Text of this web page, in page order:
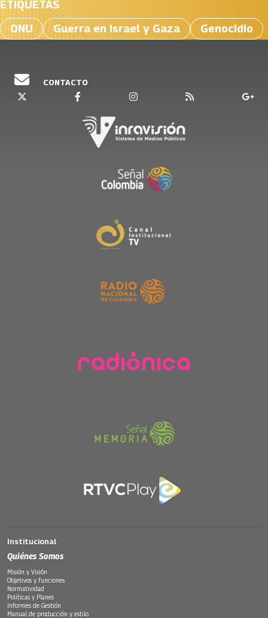
ETIQUETAS
ONU
Guerra en Israel y Gaza Genocidio
CONTACTO
Institucional
Quiénes Somos
Misión y Visión
Objetivos y funciones
Normatividad
Políticas y Planes
Informes de Gestión
Manual de producción y estilo